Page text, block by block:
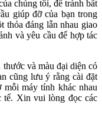
chúng tôi, để tránh bất
giúp đỡ của bạn trong
thỏa đáng lẫn nhau giao
và yêu cầu để hợp tác
và màu đại diện có
cũng lưu ý rằng cài đặt
máy tính khác nhau
tế. Xin vui lòng đọc các